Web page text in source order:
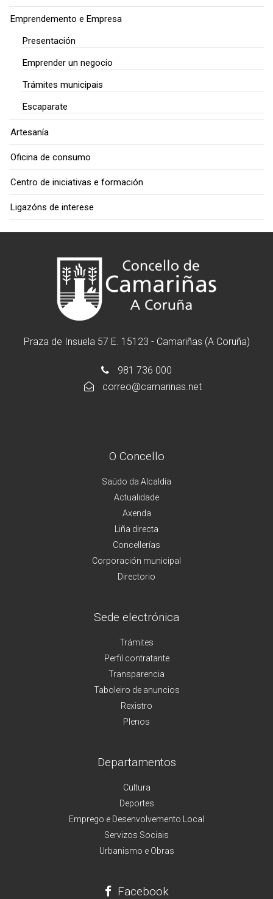
Emprendemento e Empresa
Presentación
Emprender un negocio
Trámites municipais
Escaparate
Artesanía
Oficina de consumo
Centro de iniciativas e formación
Ligazóns de interese
Praza de Insuela 57 E. 15123 - Camariñas (A Coruña)
981 736 000
correo@camarinas.net
O Concello
Saúdo da Alcaldía
Actualidade
Axenda
Liña directa
Concellerías
Corporación municipal
Directorio
Sede electrónica
Trámites
Perfil contratante
Transparencia
Taboleiro de anuncios
Rexistro
Plenos
Departamentos
Cultura
Deportes
Emprego e Desenvolvemento Local
Servizos Sociais
Urbanismo e Obras
Facebook